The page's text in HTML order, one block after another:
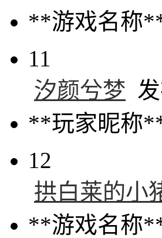
**游戏名称
11
汐颜兮梦
**玩家昵称
12
拱白莱的小
**游戏名称